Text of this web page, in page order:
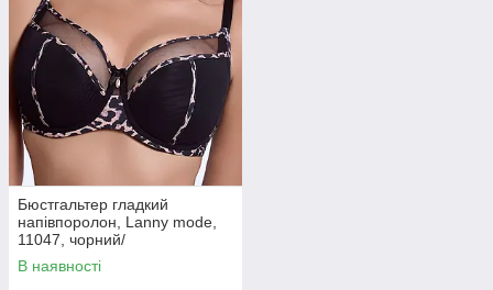
Бюстгальтер гладкий
напівпоролон, Lanny mode,
11047, чорний/
леопард,чашка E.
В наявності